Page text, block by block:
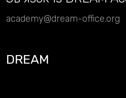
academy@dream-office.org
DREAM